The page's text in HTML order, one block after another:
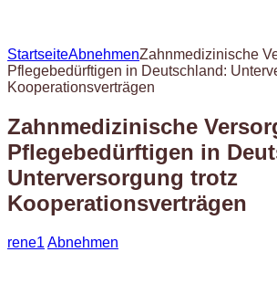
StartseiteAbnehmenZahnmedizinische
Pflegebedürftigen in Deutschland:
Kooperationsverträgen
Zahnmedizinische
Pflegebedürftigen in
Unterversorgung trotz
Kooperationsverträgen
rene1 Abnehmen